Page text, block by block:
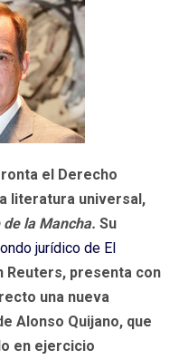
el Derecho
literatura universal,
la Mancha. Su
jurídico de El
Reuters, presenta con
una nueva
Alonso Quijano, que
en ejercicio